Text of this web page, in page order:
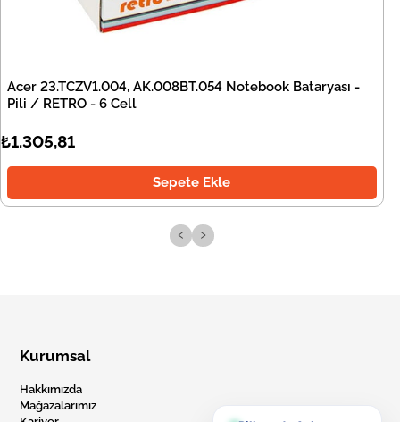
Acer 23.TCZV1.004, AK.008BT.054 Notebook Bataryası -
Pili / RETRO - 6 Cell
₺1.305,81
Sepete Ekle
‹ ›
Kurumsal
Hakkımızda
Mağazalarımız